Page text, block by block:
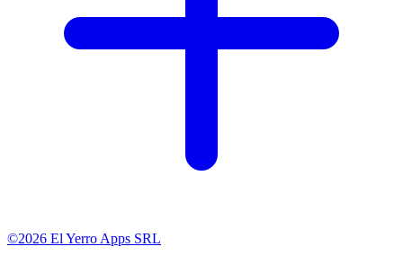
©2026 El Yerro Apps SRL